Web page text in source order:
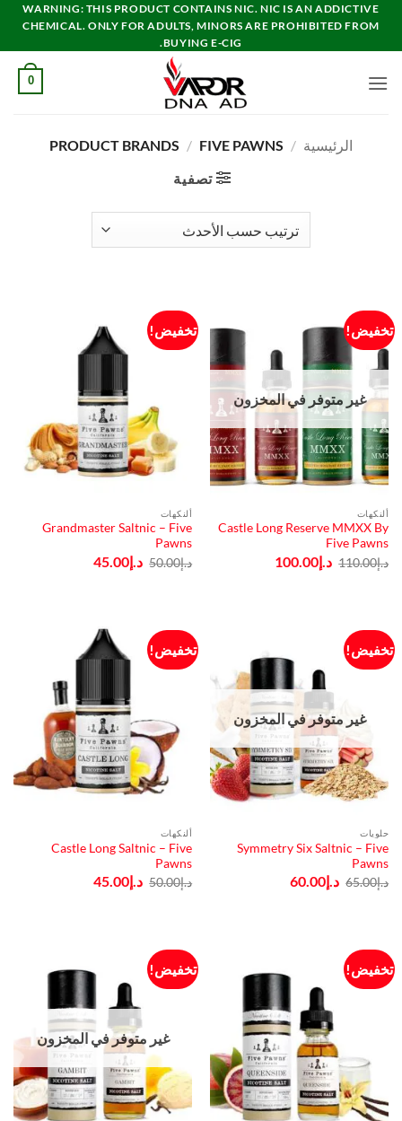
تخطي
للمحتوى
WARNING: THIS PRODUCT CONTAINS NIC. NIC IS AN ADDICTIVE
CHEMICAL. ONLY FOR ADULTS, MINORS ARE PROHIBITED FROM
BUYING E-CIG.
0
الرئيسية /
/ FIVE PAWNS
تصفية
تخفيض!
غير متوفر في المخزون
ألنكهات
Castle Long Reserve MMXX By
Five Pawns
د.إ110.00 السعر
الأصلي
د.إ100.00السعر
تخفيض!
ألنكهات
Grandmaster Saltnic – Five
Pawns
د.إ50.00 السعر
الأصلي
د.إ45.00السعر
تخفيض!
غير متوفر في المخزون
حلويات
Symmetry Six Saltnic – Five
Pawns
د.إ65.00 السعر
الأصلي
د.إ60.00السعر
الحالي
تخفيض!
ألنكهات
Castle Long Saltnic – Five
Pawns
د.إ50.00 السعر
الأصلي
د.إ45.00السعر
تخفيض! تخفيض!
غير متوفر في المخزون